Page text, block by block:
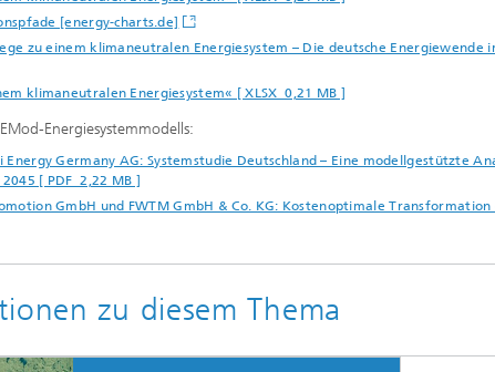
[energy-charts.de]
zu einem klimaneutralen Energiesystem – Die deutsche Energiewende
klimaneutralen Energiesystem« [ XLSX 0,21 MB ]
Energiesystemmodells:
Germany AG: Systemstudie Deutschland – Eine modellgestützte
[ PDF 2,22 MB ]
GmbH und FWTM GmbH & Co. KG: Kostenoptimale Transformation
zu diesem Thema